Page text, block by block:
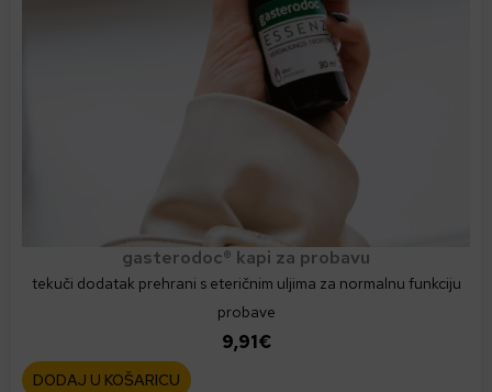
gasterodoc® kapi za probavu
tekuči dodatak prehrani s eteričnim uljima za normalnu funkciju
probave
9,91€
DODAJ U KOŠARICU